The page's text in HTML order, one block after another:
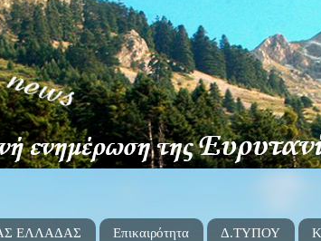
ΕΛΛΑΔΑΣ Επικαιρότητα Δ.ΤΥΠΟΥ